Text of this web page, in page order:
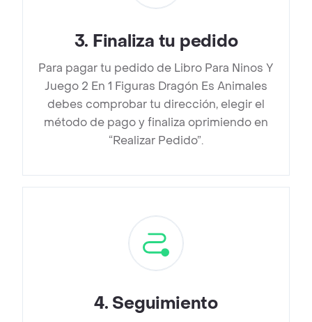
3. Finaliza tu pedido
Para pagar tu pedido de Libro Para Ninos Y
Juego 2 En 1 Figuras Dragón Es Animales
debes comprobar tu dirección, elegir el
método de pago y finaliza oprimiendo en
“Realizar Pedido”.
4. Seguimiento